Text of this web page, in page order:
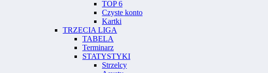
TOP 6
Czyste konto
Kartki
TRZECIA LIGA
TABELA
Terminarz
STATYSTYKI
Strzelcy